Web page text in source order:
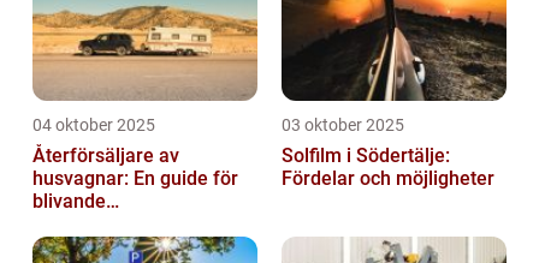
04 oktober 2025
Återförsäljare av
husvagnar: En guide för
blivande
03 oktober 2025
Solfilm i Södertälje:
Fördelar och möjligheter